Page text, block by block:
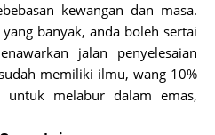
kewangan dan masa.
banyak, anda boleh sertai
jalan penyelesaian
memiliki ilmu, wang 10%
melabur dalam emas,